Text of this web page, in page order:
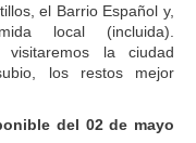
el Barrio Español y,
local (incluida).
visitaremos la ciudad
los restos mejor
del 02 de mayo